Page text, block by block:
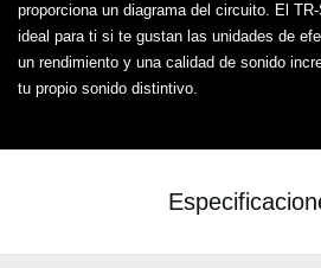
proporciona un diagrama del circuito. El
ideal para ti si te gustan las unidades de
un rendimiento y una calidad de sonido
tu propio sonido distintivo.